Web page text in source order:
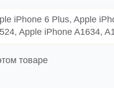
iPhone 6 Plus, Apple
Apple iPhone A1634,
товаре